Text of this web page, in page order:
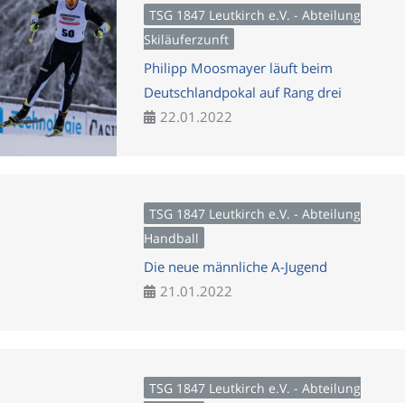
TSG 1847 Leutkirch e.V. - Abteilung
Skiläuferzunft
Philipp Moosmayer läuft beim
Deutschlandpokal auf Rang drei
22.01.2022
TSG 1847 Leutkirch e.V. - Abteilung
Handball
Die neue männliche A-Jugend
21.01.2022
TSG 1847 Leutkirch e.V. - Abteilung